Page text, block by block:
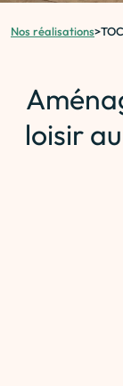
Nos réalisations>
loisir